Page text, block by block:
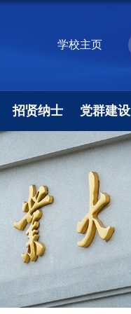
学校主页
招贤纳士 党群建设